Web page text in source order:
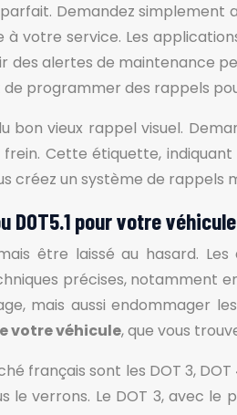
Demandez
votre service. Les
des alertes de maintenance
programmer des rappels
bon vieux rappel visuel.
Cette étiquette,
créez un système de rappels
DOT5.1 pour votre
être laissé au hasard.
précises, notamment
mais aussi endommager
votre véhicule, que vous
français sont les DOT 3,
verrons. Le DOT 3, avec le